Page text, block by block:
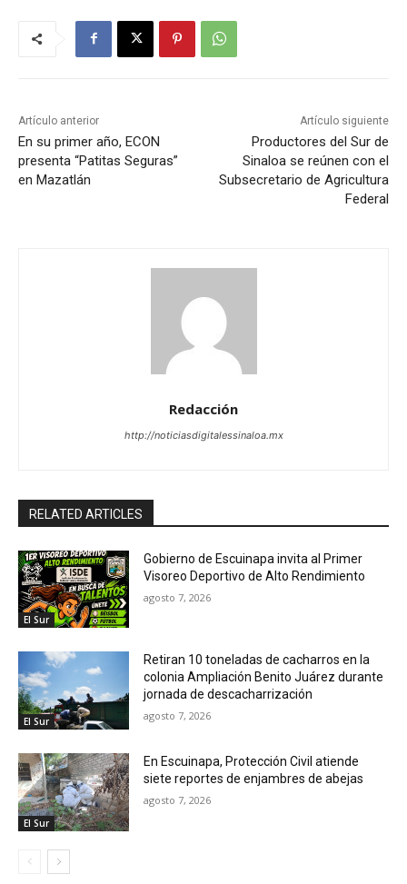
Artículo anterior
En su primer año, ECON
presenta “Patitas Seguras”
en Mazatlán
Artículo siguiente
Productores del Sur de
Sinaloa se reúnen con el
Subsecretario de Agricultura
Federal
Redacción
http://noticiasdigitalessinaloa.mx
RELATED ARTICLES
El Sur
Gobierno de Escuinapa invita al Primer
Visoreo Deportivo de Alto Rendimiento
agosto 7, 2026
El Sur
Retiran 10 toneladas de cacharros en la
colonia Ampliación Benito Juárez durante
jornada de descacharrización
agosto 7, 2026
El Sur
En Escuinapa, Protección Civil atiende
siete reportes de enjambres de abejas
agosto 7, 2026